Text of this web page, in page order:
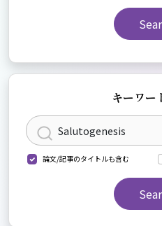
キーワー
論文/記事のタイトルも含む